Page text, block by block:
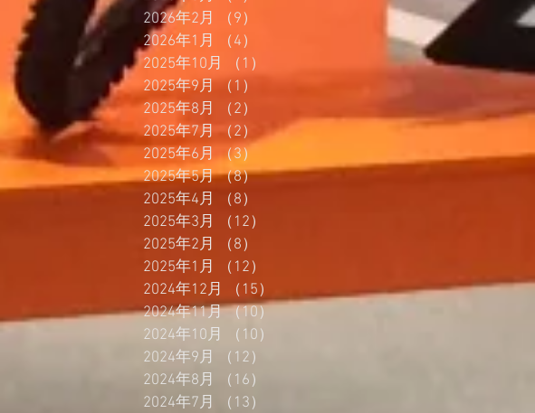
2026年2月
（9）
2026年1月
（4）
2025年10月
（1）
2025年9月
（1）
2025年8月
（2）
2025年7月 （2）
2件の記事
2025年6月 （3）
2025年5月 （8）8件の記事
2025年4月
（8）
2025年3月
（12）
2025年2月
（8）
2025年1月
（12）
2024年12月
（15）
15件の記事
2024年11月 （10）
2024年10月
（10）
2024年9月
（12）
2024年8月
（16）
2024年7月
（13）